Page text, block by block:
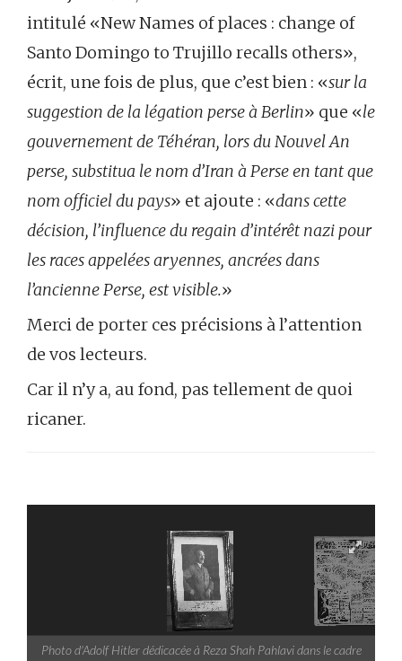
intitulé «New Names of places : change of
Santo Domingo to Trujillo recalls others»,
écrit, une fois de plus, que c’est bien : «sur la
suggestion de la légation perse à Berlin» que «le
gouvernement de Téhéran, lors du Nouvel An
perse, substitua le nom d’Iran à Perse en tant que
nom officiel du pays» et ajoute : «dans cette
décision, l’influence du regain d’intérêt nazi pour
les races appelées aryennes, ancrées dans
l’ancienne Perse, est visible.»
Merci de porter ces précisions à l’attention
de vos lecteurs.
Car il n’y a, au fond, pas tellement de quoi
ricaner.
Photo d'Adolf Hitler dédicacée à Reza Shah Pahlavi dans le cadre